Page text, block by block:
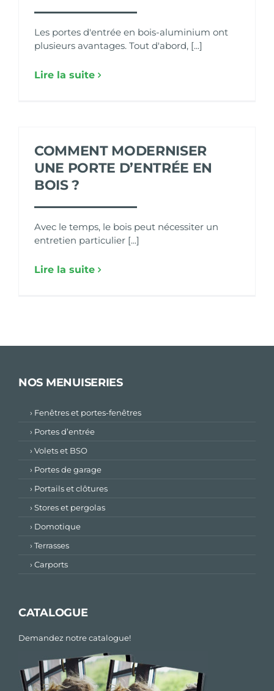
Les portes d'entrée en bois-aluminium ont
plusieurs avantages. Tout d'abord, [...]
Lire la suite
COMMENT MODERNISER
UNE PORTE D’ENTRÉE EN
BOIS ?
Avec le temps, le bois peut nécessiter un
entretien particulier [...]
Lire la suite
NOS MENUISERIES
› Fenêtres et portes-fenêtres
› Portes d’entrée
› Volets et BSO
› Portes de garage
› Portails et clôtures
› Stores et pergolas
› Domotique
› Terrasses
› Carports
CATALOGUE
Demandez notre catalogue!